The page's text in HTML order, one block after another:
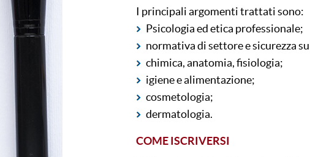
I principali argomenti trattati sono:
Psicologia ed etica professionale;
normativa di settore e sicurezza
chimica, anatomia, fisiologia;
igiene e alimentazione;
cosmetologia;
dermatologia.
COME ISCRIVERSI